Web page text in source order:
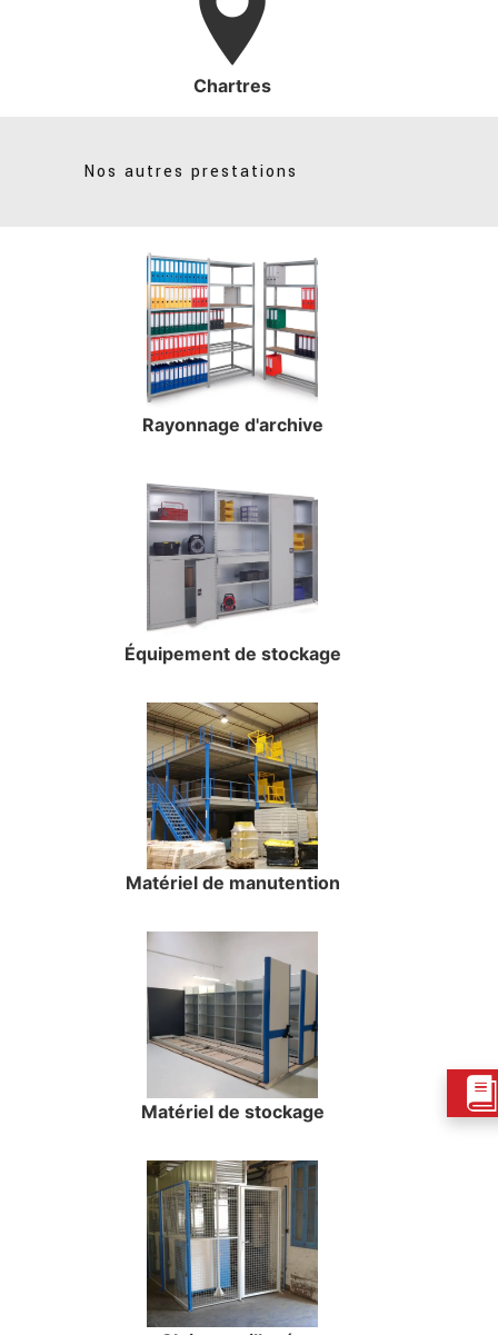
Chartres
Nos autres prestations
Rayonnage d'archive
Équipement de stockage
Matériel de manutention
Matériel de stockage